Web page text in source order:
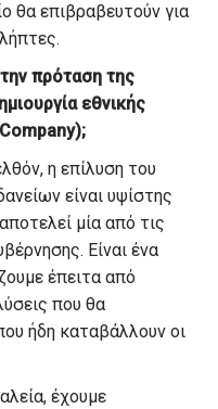
θα επιβραβευτούν για
πρόταση της
εθνικής
Company);
η επίλυση του
είναι υψίστης
μία από τις
Είναι ένα
έπειτα από
που θα
ου ήδη καταβάλλουν οι
έχουμε